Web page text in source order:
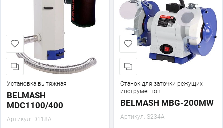
Установка вытяжная
BELMASH
MDC1100/400
Артикул: D118A
Станок для заточки режущих
инструментов
BELMASH MBG-200MW
Артикул: S234A